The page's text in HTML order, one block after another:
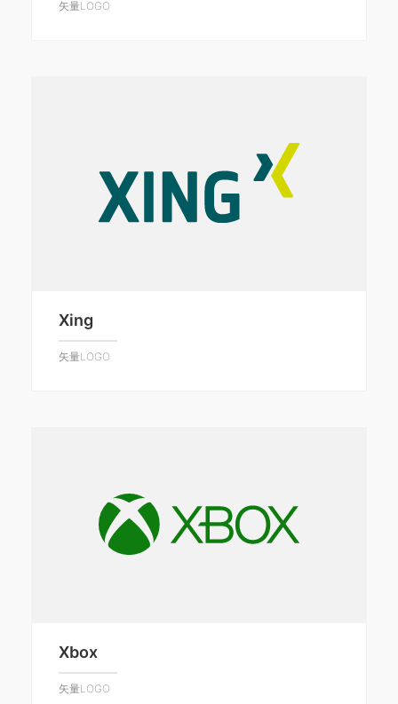
矢量LOGO
Xing
矢量LOGO
Xbox
矢量LOGO